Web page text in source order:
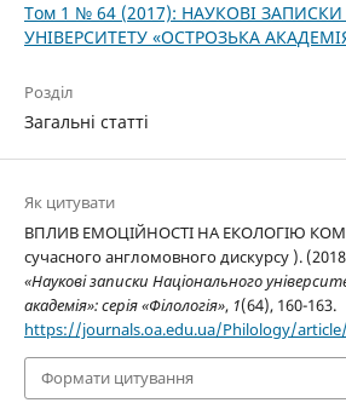
Том 1 № 64 (2017): НАУКОВІ
УНІВЕРСИТЕТУ «ОСТРОЗЬКА
Розділ
Загальні статті
Як цитувати
ВПЛИВ ЕМОЦІЙНОСТІ НА ЕКОЛОГІЮ
сучасного англомовного дискурсу ).
«Наукові записки Національного
академія»: серія «Філологія», 1(64), 160-163.
https://journals.oa.edu.ua/Philology/
Формати цитування